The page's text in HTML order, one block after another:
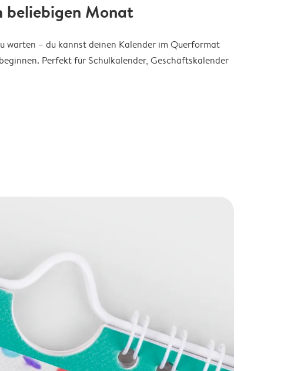
beliebigen Monat
warten – du kannst deinen Kalender im Querformat
Perfekt für Schulkalender, Geschäftskalender